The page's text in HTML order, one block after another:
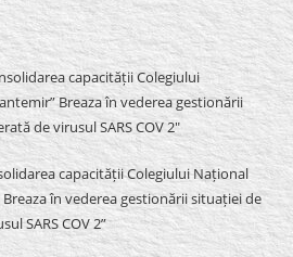
capacității Colegiului
Breaza în vederea gestionării
de virusul SARS COV 2″
capacității Colegiului Național
în vederea gestionării situației de
SARS COV 2”